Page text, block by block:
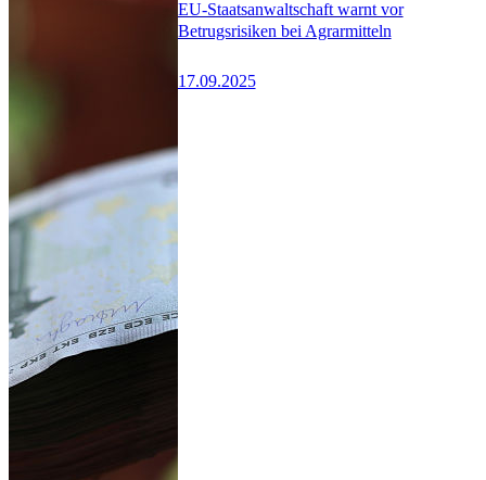
EU-Staatsanwaltschaft warnt vor
Betrugsrisiken bei Agrarmitteln
17.09.2025